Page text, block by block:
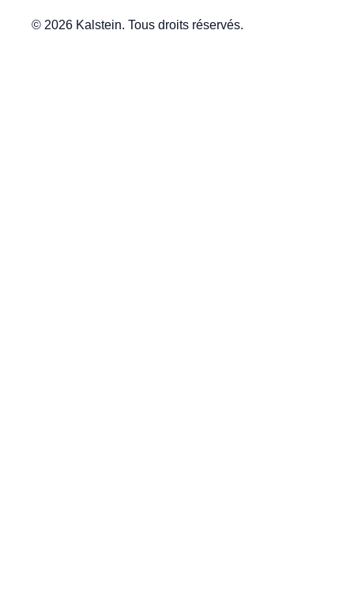
© 2026 Kalstein. Tous droits réservés.